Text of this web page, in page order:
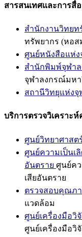
สารสนเทศและการสื่
สำนักงานวิทยท
ทรัพยากร (หอส
ศูนย์หนังสือแห่ง
สำนักพิมพ์จุฬา
จุฬาลงกรณ์มหา
สถานีวิทยุแห่งจุ
บริการตรวจวิเคราะ
ศูนย์วิทยาศาสต
ศูนย์ความเป็นเ
อันตราย ศูนย์คว
เสียอันตราย
ตรวจสอบคุณภ
แวดล้อม
ศูนย์เครื่องมือวิ
ศูนย์เครื่องมือวิ